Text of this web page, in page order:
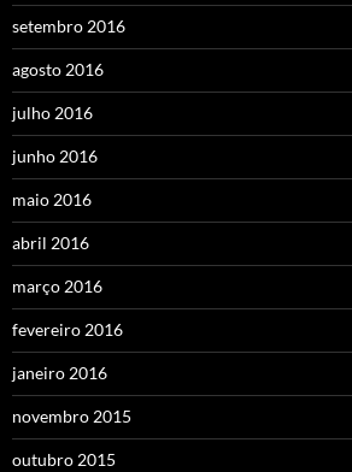
setembro 2016
agosto 2016
julho 2016
junho 2016
maio 2016
abril 2016
março 2016
fevereiro 2016
janeiro 2016
novembro 2015
outubro 2015